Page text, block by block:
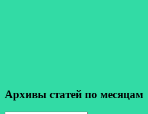
Архивы статей по месяцам